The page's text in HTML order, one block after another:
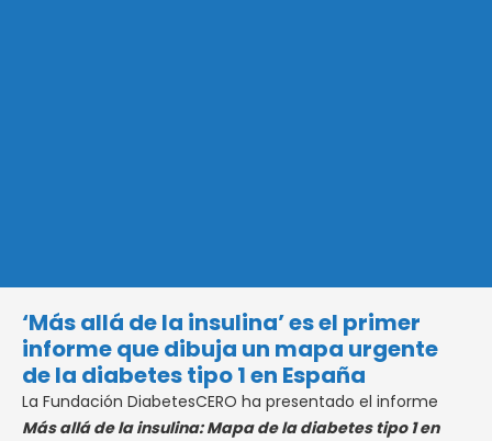
‘Más allá de la insulina’ es el primer
informe que dibuja un mapa urgente
de la diabetes tipo 1 en España
La Fundación DiabetesCERO ha presentado el informe
Más allá de la insulina: Mapa de la diabetes tipo 1 en